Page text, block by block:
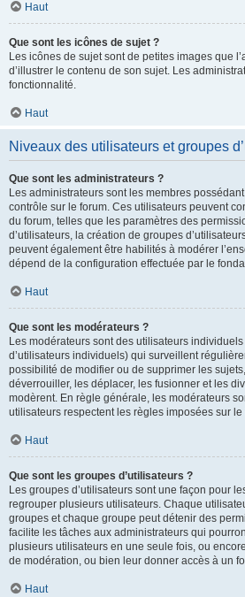
Haut
Que sont les icônes de sujet ?
Les icônes de sujet sont de petites images que
d’illustrer le contenu de son sujet. Les
fonctionnalité.
Haut
Niveaux des utilisateurs et groupes
Que sont les administrateurs ?
Les administrateurs sont les membres
contrôle sur le forum. Ces utilisateurs peuvent
du forum, telles que les paramètres des
d’utilisateurs, la création de groupes
peuvent également être habilités à modérer
dépend de la configuration effectuée par le
Haut
Que sont les modérateurs ?
Les modérateurs sont des utilisateurs
d’utilisateurs individuels) qui surveillent
possibilité de modifier ou de supprimer les
déverrouiller, les déplacer, les fusionner et les
modèrent. En règle générale, les modérateurs
utilisateurs respectent les règles imposées sur le
Haut
Que sont les groupes d’utilisateurs ?
Les groupes d’utilisateurs sont une façon pour
regrouper plusieurs utilisateurs. Chaque
groupes et chaque groupe peut détenir des
facilite les tâches aux administrateurs qui
plusieurs utilisateurs en une seule fois, ou
de modération, ou bien leur donner accès à un
Haut